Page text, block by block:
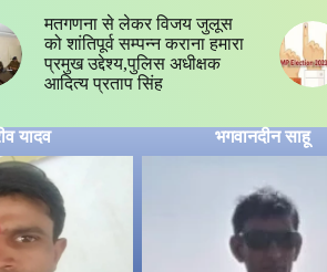
मतगणना से लेकर विजय जुलूस
को शांतिपूर्व सम्पन्न कराना हमारा
प्रमुख उद्देश्य,पुलिस अधीक्षक
आदित्य प्रताप सिंह
यादव भगवानदीन साहू